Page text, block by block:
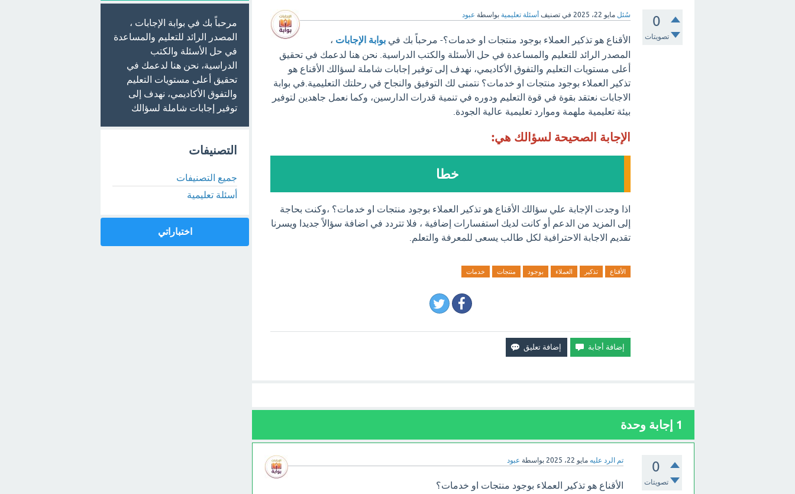
0
تصويتات
سُئل مايو 22، 2025 في تصنيف أسئلة تعليمية بواسطة عبود
الأقناع هو تذكير العملاء بوجود منتجات او خدمات؟- مرحباً بك في بوابة الإجابات ،
المصدر الرائد للتعليم والمساعدة في حل الأسئلة والكتب الدراسية. نحن هنا لدعمك في تحقيق
أعلى مستويات التعليم والتفوق الأكاديمي، نهدف إلى توفير إجابات شاملة لسؤالك الأقناع هو
تذكير العملاء بوجود منتجات او خدمات؟ نتمنى لك التوفيق والنجاح في رحلتك التعليمية.في بوابة
الاجابات نعتقد بقوة في قوة التعليم ودوره في تنمية قدرات الدارسين، وكما نعمل جاهدين لتوفير
بيئة تعليمية ملهمة وموارد تعليمية عالية الجودة.
الإجابة الصحيحة لسؤالك هي:
خطا
اذا وجدت الإجابة علي سؤالك الأقناع هو تذكير العملاء بوجود منتجات او خدمات؟ ،وكنت بحاجة
إلى المزيد من الدعم أو كانت لديك استفسارات إضافية ، فلا تتردد في اضافة سؤالاً جديدا ويسرنا
تقديم الاجابة الاحترافية لكل طالب يسعى للمعرفة والتعلم.
الأقناع تذكير العملاء بوجود منتجات خدمات
1 إجابة وحدة
0
تصويتات
تم الرد عليه مايو 22، 2025 بواسطة عبود
الأقناع هو تذكير العملاء بوجود منتجات او خدمات؟
مرحباً بك في بوابة الإجابات ،
المصدر الرائد للتعليم والمساعدة
في حل الأسئلة والكتب
الدراسية، نحن هنا لدعمك في
تحقيق أعلى مستويات التعليم
والتفوق الأكاديمي، نهدف إلى
توفير إجابات شاملة لسؤالك
التصنيفات
جميع التصنيفات
أسئلة تعليمية
اختباراتي